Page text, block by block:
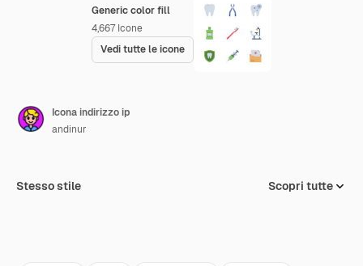
Generic color fill
4,667 Icone
Vedi tutte le icone
Icona indirizzo ip
andinur
Stesso stile Scopri tutte